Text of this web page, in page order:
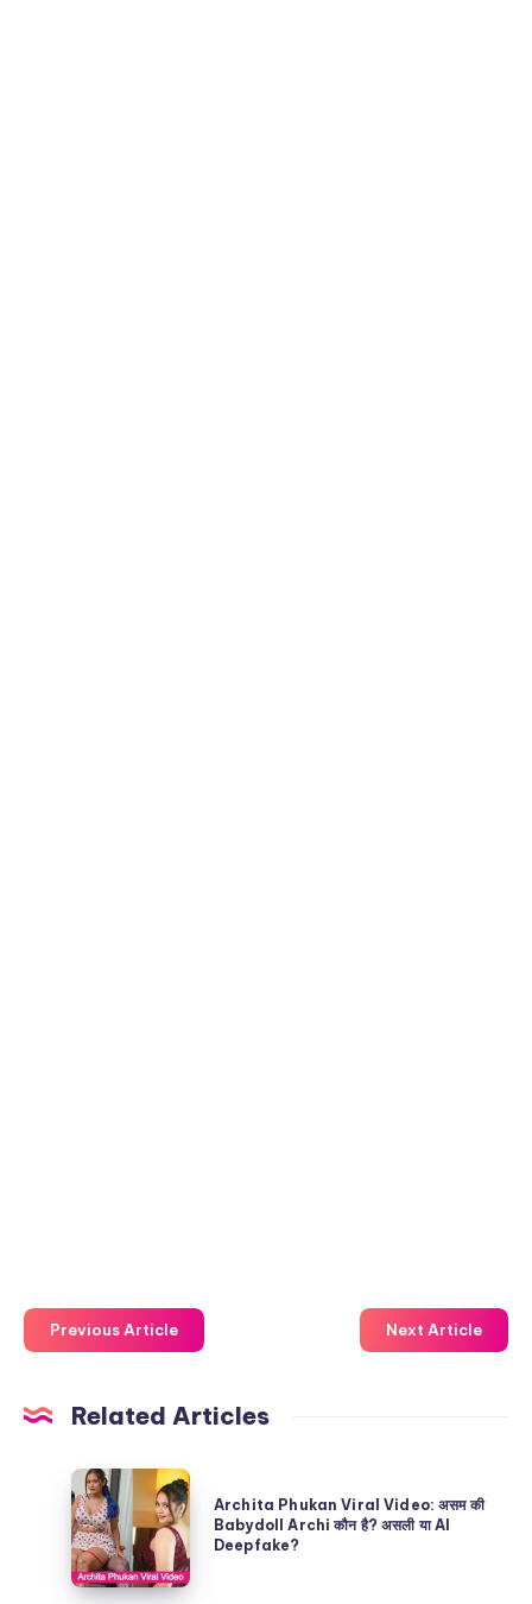
Previous Article Next Article
Related Articles
Archita
Phukan
Viral
Video:
Archita Phukan Viral Video: असम की
Babydoll Archi कौन है? असली या AI
Deepfake?